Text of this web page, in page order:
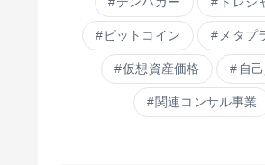
ビットコイン メタプ
仮想資産価格 自
関連コンサル事業